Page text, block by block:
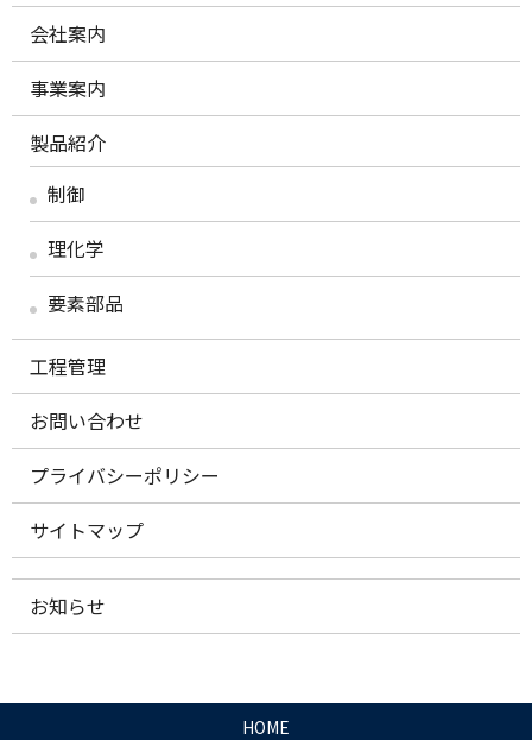
会社案内
事業案内
製品紹介
制御
理化学
要素部品
工程管理
お問い合わせ
プライバシーポリシー
サイトマップ
お知らせ
HOME